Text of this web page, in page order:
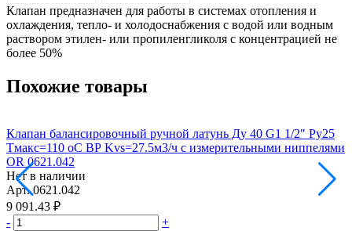
Клапан предназначен для работы в системах отопления и
охлаждения, тепло- и холодоснабжения с водой или водным
раствором этилен- или пропиленгликоля с концентрацией не
более 50%
Похожие товары
Клапан балансировочный ручной латунь Ду 40 G1 1/2" Ру25
Тмакс=110 оС ВР Kvs=27.5м3/ч с измерительными ниппелями
OR 0621.042
Нет в наличии
Арт. 0621.042
9 091.43 ₽
-
+